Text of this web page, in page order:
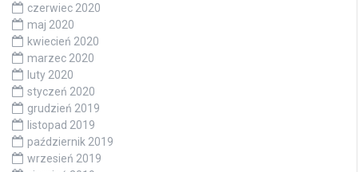
czerwiec 2020
maj 2020
kwiecień 2020
marzec 2020
luty 2020
styczeń 2020
grudzień 2019
listopad 2019
październik 2019
wrzesień 2019